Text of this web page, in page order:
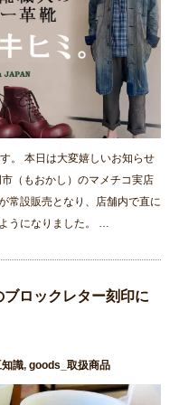
。 本日は大変嬉しいお知らせ
（もおかし）のマメチコ実店
常設販売となり、店舗内で直に
うになりました。 …
ロックレター刻印に
識, goods_取扱商品